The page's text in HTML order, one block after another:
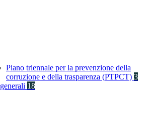
Piano triennale per la prevenzione della
corruzione e della trasparenza (PTPCT) 3
18